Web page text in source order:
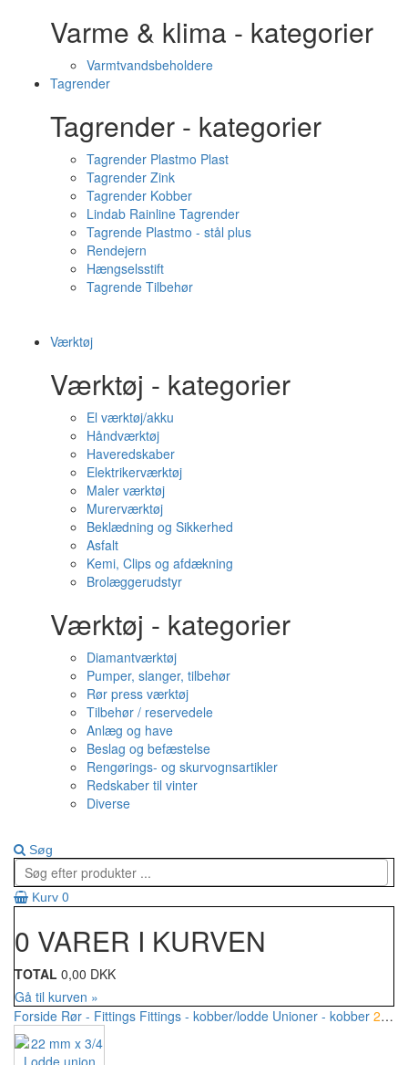
Varme & klima - kategorier
Varmtvandsbeholdere
Tagrender
Tagrender - kategorier
Tagrender Plastmo Plast
Tagrender Zink
Tagrender Kobber
Lindab Rainline Tagrender
Tagrende Plastmo - stål plus
Rendejern
Hængselsstift
Tagrende Tilbehør
Værktøj
Værktøj - kategorier
El værktøj/akku
Håndværktøj
Haveredskaber
Elektrikerværktøj
Maler værktøj
Murerværktøj
Beklædning og Sikkerhed
Asfalt
Kemi, Clips og afdækning
Brolæggerudstyr
Værktøj - kategorier
Diamantværktøj
Pumper, slanger, tilbehør
Rør press værktøj
Tilbehør / reservedele
Anlæg og have
Beslag og befæstelse
Rengørings- og skurvognsartikler
Redskaber til vinter
Diverse
Søg
Kurv 0
0 VARER I KURVEN
TOTAL 0,00 DKK
Gå til kurven »
Forside Rør - Fittings Fittings - kobber/lodde Unioner - kobber 22 mm x 3/4 Lodde union muffe/muffe (10 stk)